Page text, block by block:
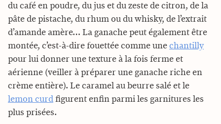
du café en poudre, du jus et du zeste de citron, de la
pâte de pistache, du rhum ou du whisky, de l’extrait
d’amande amère… La ganache peut également être
montée, c’est-à-dire fouettée comme une chantilly
pour lui donner une texture à la fois ferme et
aérienne (veiller à préparer une ganache riche en
crème entière). Le caramel au beurre salé et le
lemon curd figurent enfin parmi les garnitures les
plus prisées.